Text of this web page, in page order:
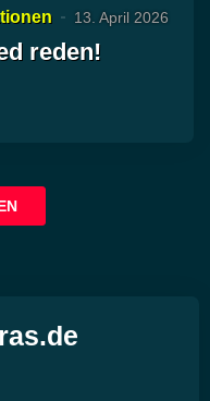
13. April 2026
reden!